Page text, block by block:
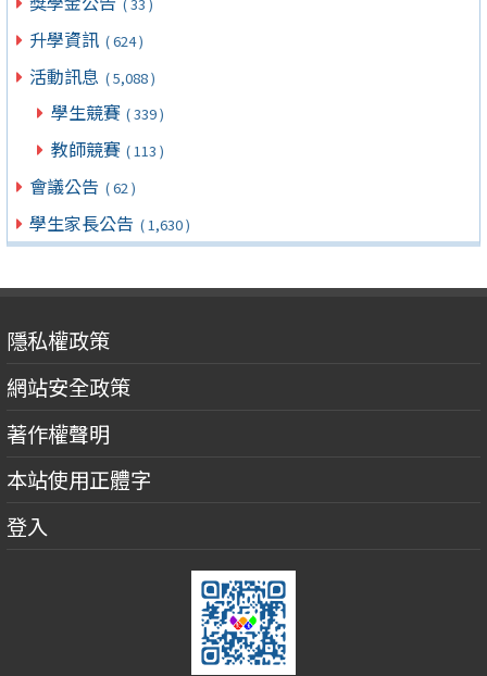
升學資訊 ( 624 )
活動訊息 ( 5,088 )
學生競賽 ( 339 )
教師競賽 ( 113 )
會議公告 ( 62 )
學生家長公告 ( 1,630 )
隱私權政策
網站安全政策
著作權聲明
本站使用正體字
登入